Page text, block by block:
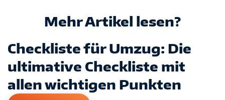
Mehr Artikel lesen?
Checkliste für Umzug: Die
ultimative Checkliste mit
allen wichtigen Punkten